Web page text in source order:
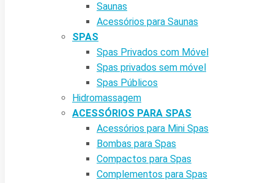
Saunas
Acessórios para Saunas
SPAS
Spas Privados com Móvel
Spas privados sem móvel
Spas Públicos
Hidromassagem
ACESSÓRIOS PARA SPAS
Acessórios para Mini Spas
Bombas para Spas
Compactos para Spas
Complementos para Spas